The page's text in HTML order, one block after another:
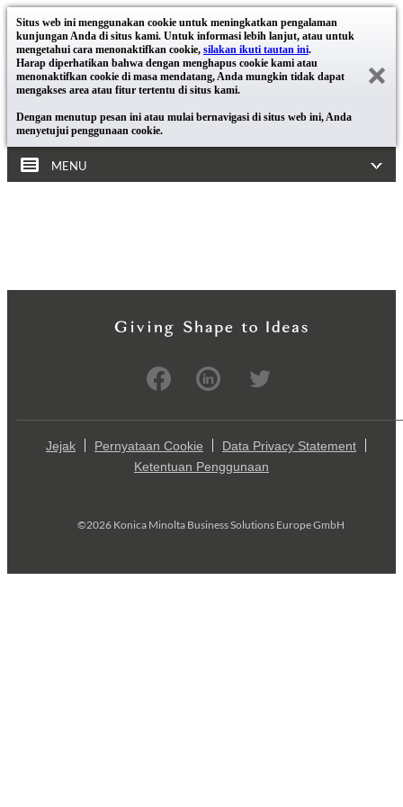
Situs web ini menggunakan cookie untuk meningkatkan pengalaman
kunjungan Anda di situs kami. Untuk informasi lebih lanjut, atau untuk
mengetahui cara menonaktifkan cookie, silakan ikuti tautan ini.
Harap diperhatikan bahwa dengan menghapus cookie kami atau
menonaktifkan cookie di masa mendatang, Anda mungkin tidak dapat
mengakses area atau fitur tertentu di situs kami.
Dengan menutup pesan ini atau mulai bernavigasi di situs web ini, Anda
menyetujui penggunaan cookie.
MENU
Jejak Pernyataan Cookie
Data Privacy Statement
Ketentuan Penggunaan
©2026 Konica Minolta Business Solutions Europe GmbH